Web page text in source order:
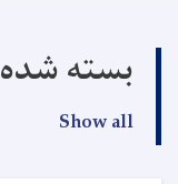
بسته شده
Show all